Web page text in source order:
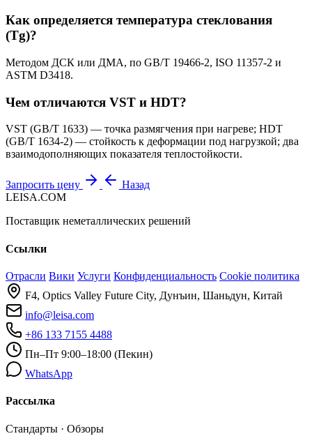
Как определяется температура стеклования
(Tg)?
Методом ДСК или ДМА, по GB/T 19466-2, ISO 11357-2 и
ASTM D3418.
Чем отличаются VST и HDT?
VST (GB/T 1633) — точка размягчения при нагреве; HDT
(GB/T 1634-2) — стойкость к деформации под нагрузкой; два
взаимодополняющих показателя теплостойкости.
Запросить цену
Назад
LEISA.COM
Поставщик неметаллических решений
Ссылки
Отрасли Вики Услуги Конфиденциальность Cookie политика
F4, Optics Valley Future City, Дунъин, Шаньдун, Китай
info@leisa.com
+86 133 7155 4488
Пн–Пт 9:00–18:00 (Пекин)
WhatsApp
Рассылка
Стандарты · Обзоры